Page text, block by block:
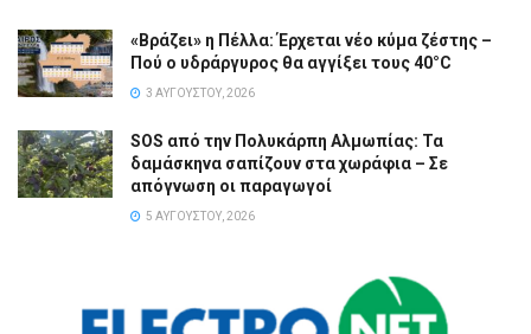
«Βράζει» η Πέλλα: Έρχεται νέο κύμα ζέστης –
Πού ο υδράργυρος θα αγγίξει τους 40°C
3 ΑΥΓΟΎΣΤΟΥ, 2026
SOS από την Πολυκάρπη Αλμωπίας: Τα
δαμάσκηνα σαπίζουν στα χωράφια – Σε
απόγνωση οι παραγωγοί
5 ΑΥΓΟΎΣΤΟΥ, 2026